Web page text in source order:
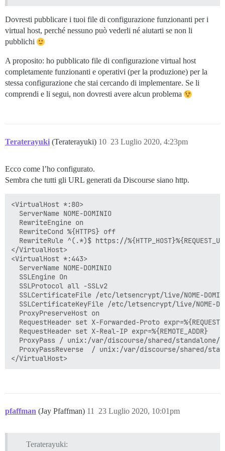
Dovresti pubblicare i tuoi file di configurazione funzionanti per i
virtual host, perché nessuno può vederli né aiutarti se non li
pubblichi
A proposito: ho pubblicato file di configurazione virtual host
completamente funzionanti e operativi (per la produzione) per la
stessa configurazione che stai cercando di implementare. Se li
comprendi e li segui, non dovresti avere alcun problema
Teraterayuki (Teraterayuki) 23 Luglio 2020, 4:23pm
10
Ecco come l’ho configurato.
Sembra che tutti gli URL generati da Discourse siano http.
<VirtualHost *:80>
  ServerName NOME-DOMINIO
  RewriteEngine on
  RewriteCond %{HTTPS} off
RewriteRule ^(.*)$ https://
</VirtualHost>
<VirtualHost *:443>
  ServerName NOME-DOMINIO
  SSLEngine On
  SSLProtocol all -SSLv2
SSLCertificateFile /etc/letsencrypt/live/NOME-
SSLCertificateKeyFile /etc/letsencrypt/live/NOME-
  ProxyPreserveHost on
RequestHeader set X-Forwarded-Proto
  RequestHeader set X-Real-IP expr=%{REMOTE_ADDR}
ProxyPass / unix:/var/discourse/shared/standalone/
ProxyPassReverse  / unix:/var/discourse/shared/
pfaffman (Jay Pfaffman) 23 Luglio 2020, 10:01pm
11
Teraterayuki: